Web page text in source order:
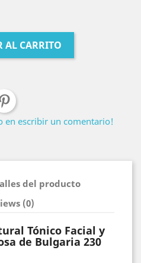
AL CARRITO
en escribir un comentario!
del producto
(0)
Tónico Facial y
de Bulgaria 230